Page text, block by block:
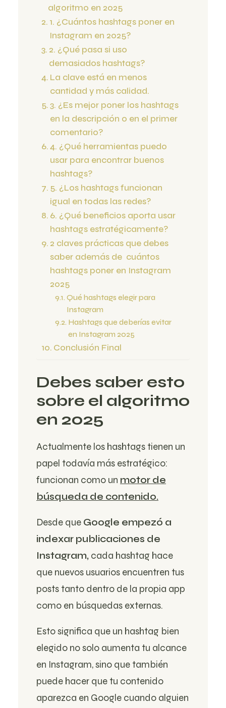
algoritmo en 2025
1. ¿Cuántos hashtags poner en
Instagram en 2025?
2. ¿Qué pasa si uso
demasiados hashtags?
La clave está en menos
cantidad y más calidad.
3. ¿Es mejor poner los hashtags
en la descripción o en el primer
comentario?
4. ¿Qué herramientas puedo
usar para encontrar buenos
hashtags?
5. ¿Los hashtags funcionan
igual en todas las redes?
6. ¿Qué beneficios aporta usar
hashtags estratégicamente?
2 claves prácticas que debes
saber además de cuántos
hashtags poner en Instagram
2025
Qué hashtags elegir para
Instagram
Hashtags que deberías evitar
en Instagram 2025
Conclusión Final
Debes saber esto
sobre el algoritmo
en 2025
Actualmente los hashtags tienen un
papel todavía más estratégico:
funcionan como un motor de
búsqueda de contenido.
Desde que Google empezó a
indexar publicaciones de
Instagram, cada hashtag hace
que nuevos usuarios encuentren tus
posts tanto dentro de la propia app
como en búsquedas externas.
Esto significa que un hashtag bien
elegido no solo aumenta tu alcance
en Instagram, sino que también
puede hacer que tu contenido
aparezca en Google cuando alguien